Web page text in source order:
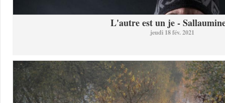
L'autre est un je -
jeudi 18 fév. 2021